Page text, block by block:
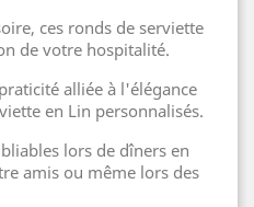
ces ronds de serviette
de votre hospitalité.
alliée à l'élégance
en Lin personnalisés.
lors de dîners en
amis ou même lors des